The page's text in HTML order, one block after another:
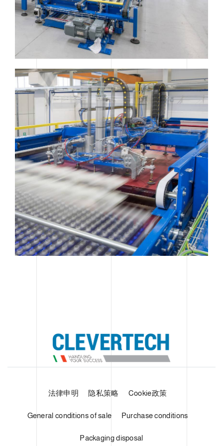
法律申明 隐私策略 Cookie政策
General conditions of sale Purchase conditions
Packaging disposal